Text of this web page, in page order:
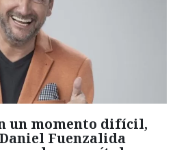
un momento difícil,
Fuenzalida